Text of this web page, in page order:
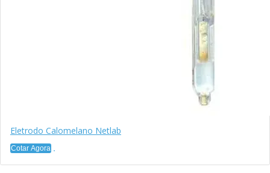
Eletrodo Calomelano Netlab
Cotar Agora